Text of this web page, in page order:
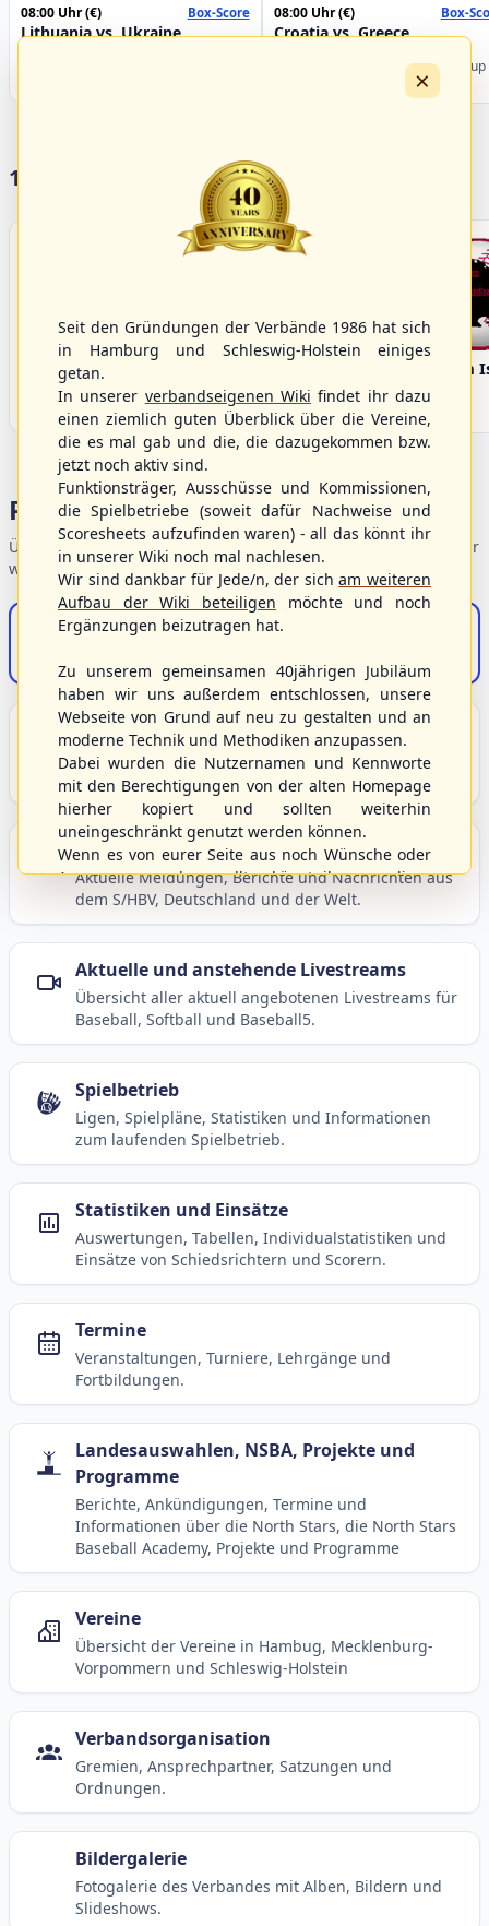
08:00 Uhr(€) Box-Score
Lithuania vs. Ukraine
08:00 Uhr(€) Box-
Croatia vs. Greece
Championship B Pool 2026 - Group
17 Vereine im S/HBV
Bargenstedt
Beavers
Fehmarn
Portalbereiche
Übersicht der Verbandsbereiche – wählen Sie einen Einstieg für
weiterführende Informationen.
S/HBV-Shop
Unser Sport
Grundlagen und Hintergründe zu Baseball, Softball
und Baseball5.
Berichte und Neuigkeiten
Aktuelle Meldungen, Berichte und Nachrichten aus
dem S/HBV, Deutschland und der Welt.
Aktuelle und anstehende Livestreams
Übersicht aller aktuell angebotenen Livestreams für
Baseball, Softball und Baseball5.
Spielbetrieb
Ligen, Spielpläne, Statistiken und Informationen
zum laufenden Spielbetrieb.
Statistiken und Einsätze
Auswertungen, Tabellen, Individualstatistiken und
Einsätze von Schiedsrichtern und Scorern.
Termine
Veranstaltungen, Turniere, Lehrgänge und
Fortbildungen.
Landesauswahlen, NSBA, Projekte und
Programme
Berichte, Ankündigungen, Termine und
Informationen über die North Stars, die North Stars
Baseball Academy, Projekte und Programme
Vereine
Übersicht der Vereine in Hambug, Mecklenburg-
Vorpommern und Schleswig-Holstein
Verbandsorganisation
Gremien, Ansprechpartner, Satzungen und
Ordnungen.
Bildergalerie
Fotogalerie des Verbandes mit Alben, Bildern und
Slideshows.
×
Seit den Gründungen der Verbände 1986 hat sich
in Hamburg und Schleswig-Holstein einiges
getan.
In unserer verbandseigenen Wiki findet ihr dazu
einen ziemlich guten Überblick über die Vereine,
die es mal gab und die, die dazugekommen bzw.
jetzt noch aktiv sind.
Funktionsträger, Ausschüsse und Kommissionen,
die Spielbetriebe (soweit dafür Nachweise und
Scoresheets aufzufinden waren) - all das könnt ihr
in unserer Wiki noch mal nachlesen.
Wir sind dankbar für Jede/n, der sicham weiteren
Aufbau der Wiki beteiligen möchte und noch
Ergänzungen beizutragen hat.
Zu unserem gemeinsamen 40jährigen Jubiläum
haben wir uns außerdem entschlossen, unsere
Webseite von Grund auf neu zu gestalten und an
moderne Technik und Methodiken anzupassen.
Dabei wurden die Nutzernamen und Kennworte
mit den Berechtigungen von der alten Homepage
hierher kopiert und sollten weiterhin
uneingeschränkt genutzt werden können.
Wenn es von eurer Seite aus noch Wünsche oder
Anregungen geben sollte, könnt ihr uns diese
gerne an die Verbandsadresseinfo@shbvnet.de
schicken.